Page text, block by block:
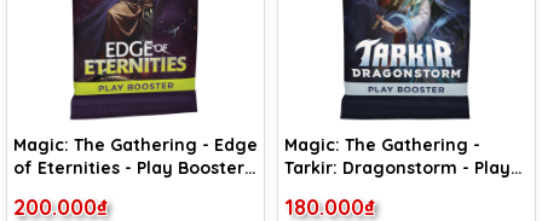
Magic: The Gathering - Edge
of Eternities - Play Booster
200.000₫
Magic: The Gathering -
Tarkir: Dragonstorm - Play
180.000₫